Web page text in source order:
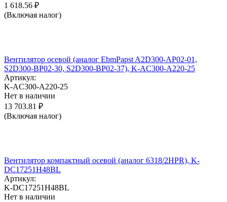
1 618.56 ₽
(Включая налог)
Вентилятор осевой (аналог EbmPapst A2D300-AP02-01,
S2D300-BP02-30, S2D300-BP02-37), K-AC300-A220-25
Артикул:
K-AC300-A220-25
Нет в наличии
13 703.81 ₽
(Включая налог)
Вентилятор компактный осевой (аналог 6318/2HPR), K-
DC17251H48BL
Артикул:
K-DC17251H48BL
Нет в наличии